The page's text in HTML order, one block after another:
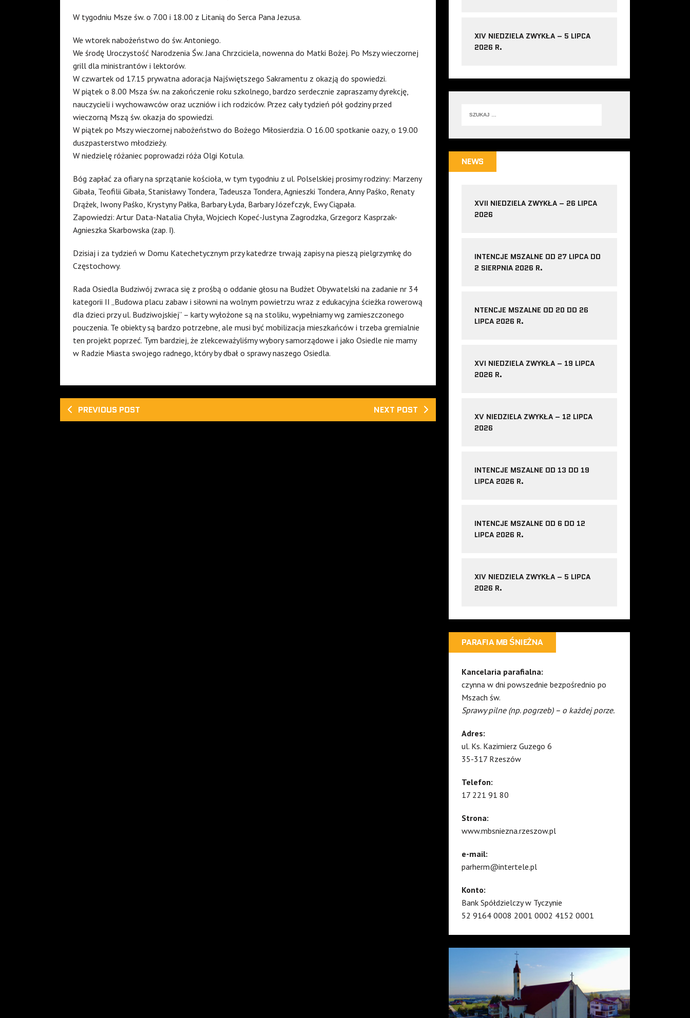
W tygodniu Msze św. o 7.00 i 18.00 z Litanią do Serca Pana Jezusa.
We wtorek nabożeństwo do św. Antoniego.
We środę Uroczystość Narodzenia Św. Jana Chrzciciela, nowenna do Matki Bożej. Po Mszy wieczornej
grill dla ministrantów i lektorów.
W czwartek od 17.15 prywatna adoracja Najświętszego Sakramentu z okazją do spowiedzi.
W piątek o 8.00 Msza św. na zakończenie roku szkolnego, bardzo serdecznie zapraszamy dyrekcję,
nauczycieli i wychowawców oraz uczniów i ich rodziców. Przez cały tydzień pół godziny przed
wieczorną Mszą św. okazja do spowiedzi.
W piątek po Mszy wieczornej nabożeństwo do Bożego Miłosierdzia. O 16.00 spotkanie oazy, o 19.00
duszpasterstwo młodzieży.
W niedzielę różaniec poprowadzi róża Olgi Kotula.
Bóg zapłać za ofiary na sprzątanie kościoła, w tym tygodniu z ul. Polselskiej prosimy rodziny: Marzeny
Gibała, Teofilii Gibała, Stanisławy Tondera, Tadeusza Tondera, Agnieszki Tondera, Anny Paśko, Renaty
Drążek, Iwony Paśko, Krystyny Pałka, Barbary Łyda, Barbary Józefczyk, Ewy Ciąpała.
Zapowiedzi: Artur Data-Natalia Chyła, Wojciech Kopeć-Justyna Zagrodzka, Grzegorz Kasprzak-
Agnieszka Skarbowska (zap. I).
Dzisiaj i za tydzień w Domu Katechetycznym przy katedrze trwają zapisy na pieszą pielgrzymkę do
Częstochowy.
Rada Osiedla Budziwój zwraca się z prośbą o oddanie głosu na Budżet Obywatelski na zadanie nr 34
kategorii II „Budowa placu zabaw i siłowni na wolnym powietrzu wraz z edukacyjna ścieżka rowerową
dla dzieci przy ul. Budziwojskiej” – karty wyłożone są na stoliku, wypełniamy wg zamieszczonego
pouczenia. Te obiekty są bardzo potrzebne, ale musi być mobilizacja mieszkańców i trzeba gremialnie
ten projekt poprzeć. Tym bardziej, że zlekceważyliśmy wybory samorządowe i jako Osiedle nie mamy
w Radzie Miasta swojego radnego, który by dbał o sprawy naszego Osiedla.
PREVIOUS POST NEXT POST
XIV NIEDZIELA ZWYKŁA – 5 LIPCA
2026 R.
NEWS
XVII NIEDZIELA ZWYKŁA – 26 LIPCA
2026
INTENCJE MSZALNE OD 27 LIPCA DO
2 SIERPNIA 2026 R.
NTENCJE MSZALNE OD 20 DO 26
LIPCA 2026 R.
XVI NIEDZIELA ZWYKŁA – 19 LIPCA
2026 R.
XV NIEDZIELA ZWYKŁA – 12 LIPCA
2026
INTENCJE MSZALNE OD 13 DO 19
LIPCA 2026 R.
INTENCJE MSZALNE OD 6 DO 12
LIPCA 2026 R.
XIV NIEDZIELA ZWYKŁA – 5 LIPCA
2026 R.
PARAFIA MB ŚNIEŻNA
Kancelaria parafialna:
czynna w dni powszednie bezpośrednio po
Mszach św.
Sprawy pilne (np. pogrzeb) – o każdej porze.
Adres:
ul. Ks. Kazimierz Guzego 6
35-317 Rzeszów
Telefon:
17 221 91 80
Strona:
www.mbsniezna.rzeszow.pl
e-mail:
parherm@intertele.pl
Konto:
Bank Spółdzielczy w Tyczynie
52 9164 0008 2001 0002 4152 0001